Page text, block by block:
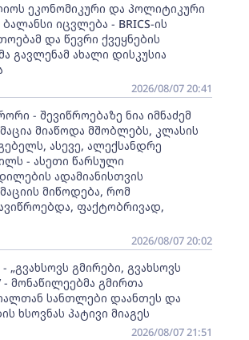
ეკონომიკური და პოლიტიკური
იცვლება - BRICS-ის
და წევრი ქვეყნების
გავლენამ ახალი დისკუსია
2026/08/07 20:41
- შევიწროებაზე ნია იმნაძემ
მიაწოდა მშობლებს, კლასის
ასევე, ალექსანდრე
- ასეთი წარსული
ადამიანისთვის
მიწოდება, რომ
ფაქტობრივად,
2026/08/07 20:02
„გვახსოვს გმირები, გვახსოვს
- მონაწილეებმა გმირთა
სანთლები დაანთეს და
ხსოვნას პატივი მიაგეს
2026/08/07 21:51